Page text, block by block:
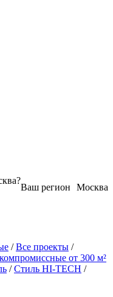
Москва
Ваш регион
?
/Все проекты /
от 300 м²
/Стиль HI-TECH /